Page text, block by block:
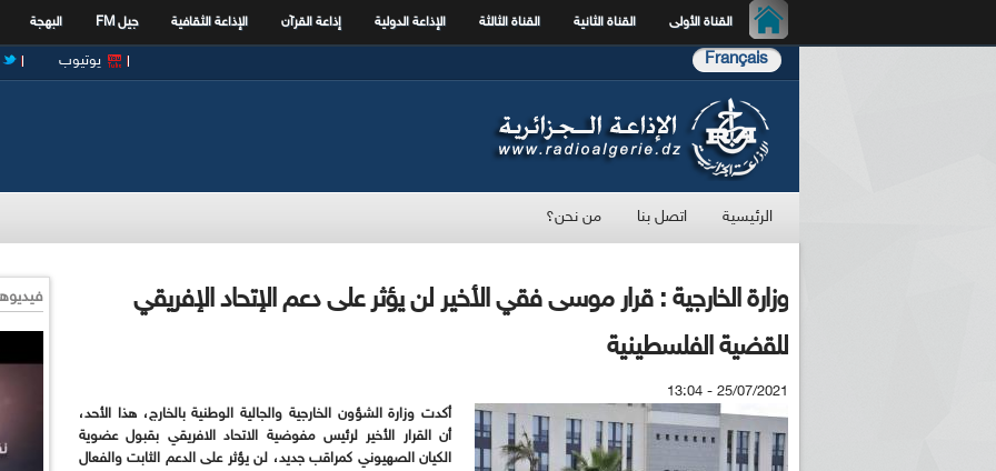
القناة الأولى القناة الثانية القناة الثالثة الإذاعة الدولية إذاعة القرآن الإذاعة الثقافية جيل FM البهجة
Français يوتيوب
الرئيسية اتصل بنا من نحن؟
وزارة الخارجية : قرار موسى فقي الأخير لن يؤثر على دعم الإتحاد الإفريقي
للقضية الفلسطينية
25/07/2021 - 13:04
أكدت وزارة الشؤون الخارجية والجالية الوطنية بالخارج، هذا الأحد،
أن القرار الأخير لرئيس مفوضية الاتحاد الافريقي بقبول عضوية
الكيان الصهيوني كمراقب جديد، لن يؤثر على الدعم الثابت والفعال